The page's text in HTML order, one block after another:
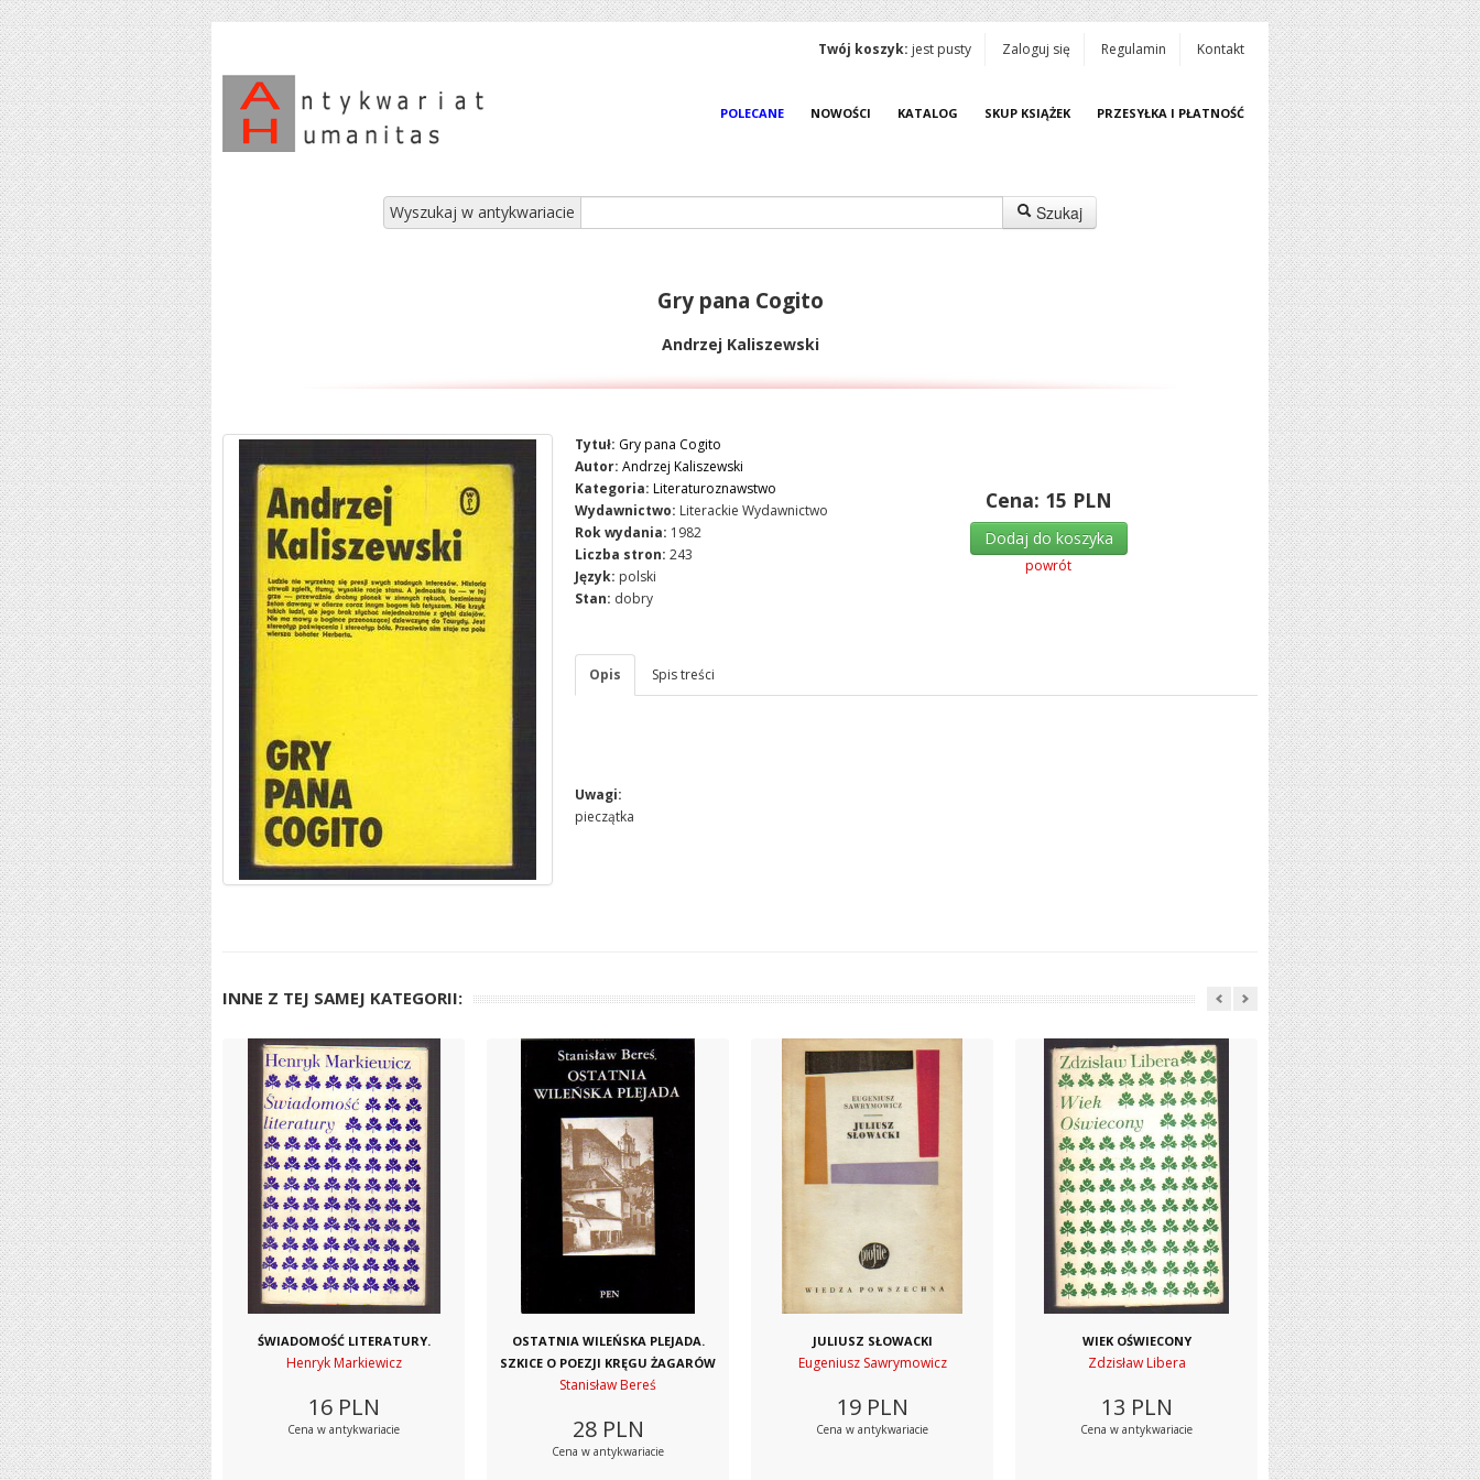
Twój koszyk: jest pusty Zaloguj się Regulamin Kontakt
POLECANE NOWOŚCI KATALOG SKUP KSIĄŻEK PRZESYŁKA I PŁATNOŚĆ
Wyszukaj w antykwariacie Szukaj
Gry pana Cogito
Andrzej Kaliszewski
Tytuł: Gry pana Cogito
Autor: Andrzej Kaliszewski
Kategoria: Literaturoznawstwo
Wydawnictwo: Literackie Wydawnictwo
Rok wydania: 1982
Liczba stron: 243
Język: polski
Stan: dobry
Cena: 15 PLN
Dodaj do koszyka
powrót
Opis Spis treści
Uwagi:
pieczątka
INNE Z TEJ SAMEJ KATEGORII:
ŚWIADOMOŚĆ LITERATURY.
Henryk Markiewicz
16 PLN
Cena w antykwariacie
OSTATNIA WILEŃSKA PLEJADA.
SZKICE O POEZJI KRĘGU ŻAGARÓW
Stanisław Bereś
28 PLN
Cena w antykwariacie
JULIUSZ SŁOWACKI
Eugeniusz Sawrymowicz
19 PLN
Cena w antykwariacie
WIEK OŚWIECONY
Zdzisław Libera
13 PLN
Cena w antykwariacie